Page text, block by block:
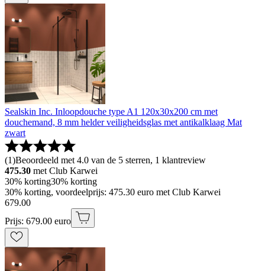
Sealskin Inc. Inloopdouche type A1 120x30x200 cm met
douchemand, 8 mm helder veiligheidsglas met antikalklaag Mat
zwart
(1)Beoordeeld met 4.0 van de 5 sterren, 1 klantreview
475.30 met Club Karwei
30% korting30% korting
30% korting, voordeelprijs: 475.30 euro met Club Karwei
679.00
Prijs: 679.00 euro